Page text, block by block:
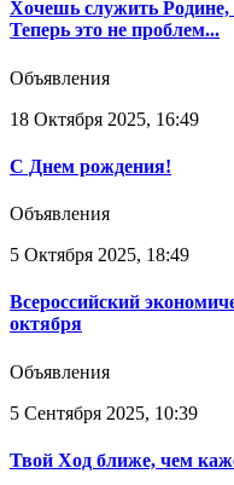
Хочешь служить Родине,
Теперь это не проблем...
Объявления
18 Октября 2025, 16:49
С Днем рождения!
Объявления
5 Октября 2025, 18:49
Всероссийский
октября
Объявления
5 Сентября 2025, 10:39
Твой Ход ближе, чем